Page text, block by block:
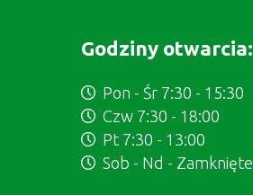
Godziny otwarcia:
Pon - Śr 7:30 - 15:30
Czw 7:30 - 18:00
Pt 7:30 - 13:00
Sob - Nd - Zamknięte